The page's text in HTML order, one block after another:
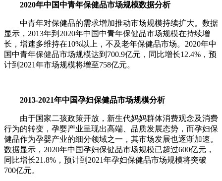
2020年中国中青年保健品市场规模数据分析
中青年对保健品的需求增加推动市场规模持续扩大。数据
显示，2013年到2020年中国中青年保健品市场规模在持续增
长，增速多维持在10%以上，不及老年保健品市场。2020年中
国中青年保健品市场规模达到700.9亿元，同比增长12.4%，预
计到2021年市场规模将增至758亿元。
2013-2021年中国孕妇保健品市场规模分析
由于国家二孩政策开放，新生代妈妈群体消费观念及消费
行为的转变，孕婴产业呈现出高端、品质发展态势，而孕妇保
健品作为孕婴产业的细分领域之一，其市场发展也逐渐加速。
数据显示，2020年中国孕妇保健品市场规模已超过600亿元，
同比增长21.8%，预计到2021年孕妇保健品市场规模将突破
700亿元。